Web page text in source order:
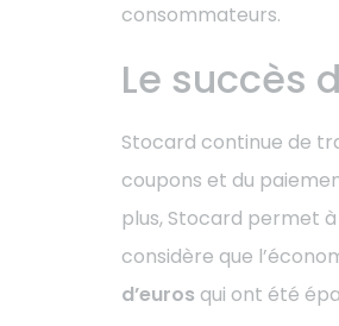
consommateurs.
Le succès
Stocard continue de
coupons et du
plus, Stocard permet à
considère que
d’euros qui ont été